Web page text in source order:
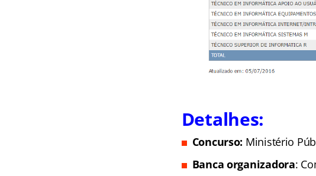
Detalhes:
Concurso: Ministério
Banca organizadora: